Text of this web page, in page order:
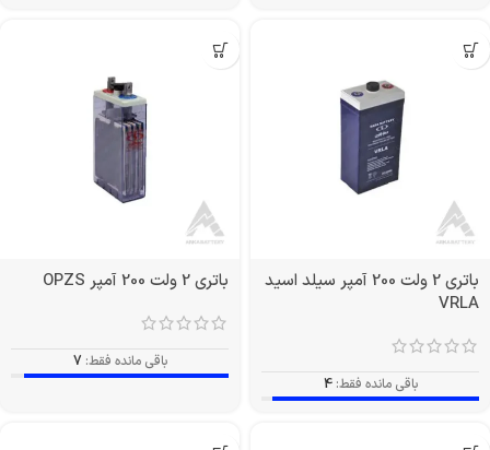
باتری 2 ولت 200 آمپر سیلد اسید
VRLA
باقی مانده فقط: 4
باتری 2 ولت 200 آمپر OPZS
باقی مانده فقط: 7